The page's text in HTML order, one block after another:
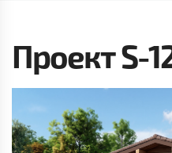
Проект S-